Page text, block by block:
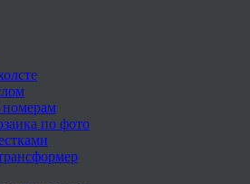
по фото